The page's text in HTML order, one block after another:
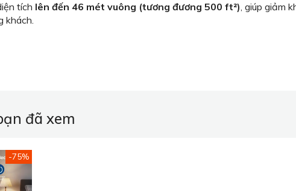
tích lên đến 46 mét vuông (tương đương 500 ft²), giúp giảm
khách.
đã xem
-75%